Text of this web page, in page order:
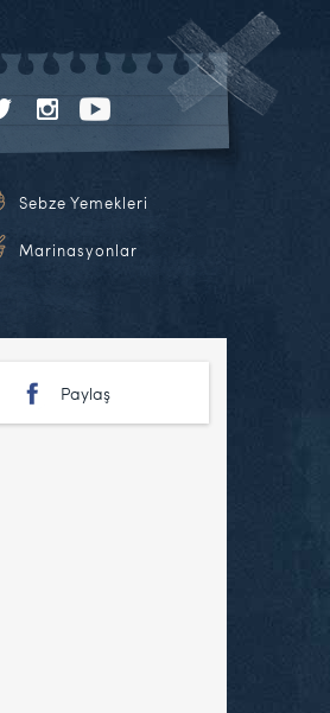
Sebze Yemekleri
Marinasyonlar
Paylaş